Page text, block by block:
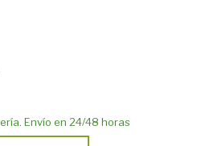
Envío en 24/48 horas